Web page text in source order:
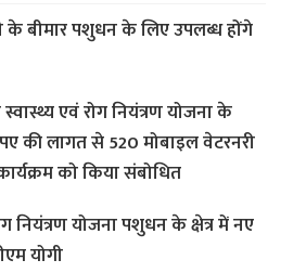
बीमार पशुधन के लिए उपलब्ध होंगे
एवं रोग नियंत्रण योजना के
की लागत से 520 मोबाइल वेटरनरी
को किया संबोधित
नियंत्रण योजना पशुधन के क्षेत्र में नए
योगी